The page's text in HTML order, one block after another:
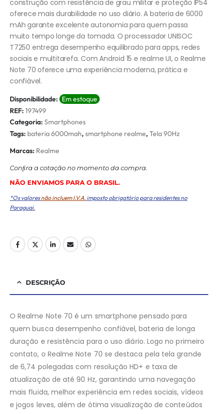
construção com resistência de grau militar e proteção IP54
oferece mais durabilidade no uso diário. A bateria de 6000
mAh garante excelente autonomia para quem passa
muito tempo longe da tomada. O processador UNISOC
T7250 entrega desempenho equilibrado para apps, redes
sociais e multitarefa. Com Android 15 e realme UI, o Realme
Note 70 oferece uma experiência moderna, prática e
confiável.
Disponibilidade: Em estoque
REF: 197499
Categoria: Smartphones
Tags: bateria 6000mah,smartphone realme,Tela 90Hz
Marcas: Realme
Conﬁra a cotação no momento da compra.
NÃO ENVIAMOS PARA O BRASIL.
*Os valoresnão incluem I.V.A. imposto obrigatório para residentes no
Paraguai.
DESCRIÇÃO
O Realme Note 70 é um smartphone pensado para
quem busca desempenho confiável, bateria de longa
duração e resistência para o uso diário. Logo no primeiro
contato, o Realme Note 70 se destaca pela tela grande
de 6,74 polegadas com resolução HD+ e taxa de
atualização de até 90 Hz, garantindo uma navegação
mais fluida, melhor experiência em redes sociais, vídeos
e jogos leves, além de ótima visualização de conteúdos